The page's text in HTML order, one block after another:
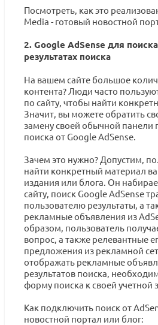
Посмотреть, как это
Media - готовый новостной
2. Google AdSense для
результатах поиска
На вашем сайте большое
контента? Люди часто
по сайту, чтобы найти
Значит, вы можете обратить
замену своей обычной панели
поиска от Google AdSense.
Зачем это нужно? Допустим,
найти конкретный материал
издания или блога. Он
сайту, поиск Google AdSense
пользователю результаты, а
рекламные объявления из
образом, пользователь
вопрос, а также релевантные
предложения из рекламной
отображать рекламные
результатов поиска,
форму поиска к своей учетной
Как подключить поиск от
новостной портал или блог: